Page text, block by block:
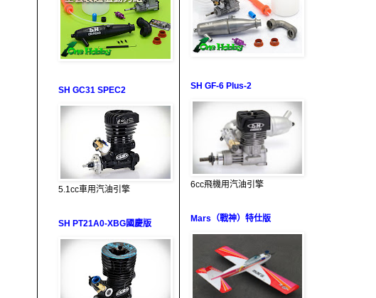
SH GC31 SPEC2
5.1cc車用汽油引擎
SH PT21A0-XBG國慶版
SH GF-6 Plus-2
6cc飛機用汽油引擎
Mars（戰神）特仕版